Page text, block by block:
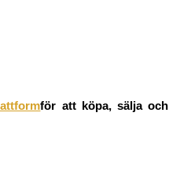
för att köpa, sälja och